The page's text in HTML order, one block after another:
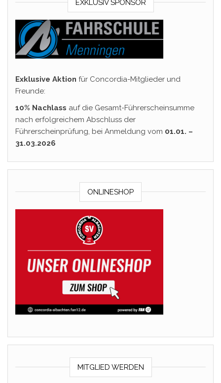
EXKLUSIV SPONSOR
Exklusive Aktion für Concordia-Mitglieder und
Freunde:
10% Nachlass auf die Gesamt-Führerscheinsumme
nach erfolgreichem Abschluss der
Führerscheinprüfung, bei Anmeldung vom 01.01. –
31.03.2026
ONLINESHOP
MITGLIED WERDEN